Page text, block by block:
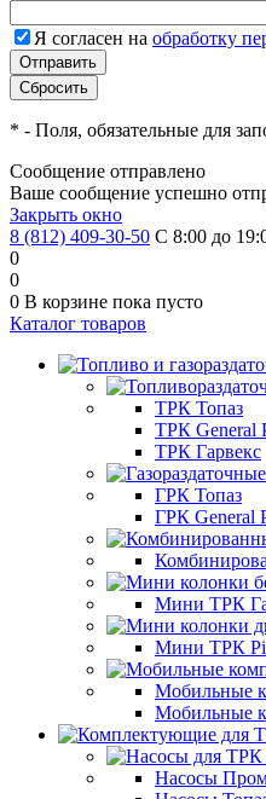
Я согласен на обработку
* - Поля, обязательные для
Сообщение отправлено
Ваше сообщение успешно
Закрыть окно
8 (812) 409-30-50 С 8:00 до
0
0
0 В корзине пока пусто
Каталог товаров
ТРК Топаз
ТРК General
ТРК Гарвекс
ГРК Топаз
ГРК General
Мини ТРК
Мини ТРК
Мобильные
Мобильные
Насосы